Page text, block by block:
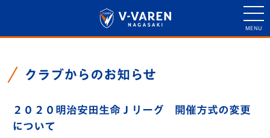
クラブからのお知らせ
２０２０明治安田生命Ｊリーグ 開催方式の変更
について